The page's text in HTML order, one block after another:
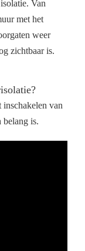
Van
met het
weer
zichtbaar is.
van
belang is.